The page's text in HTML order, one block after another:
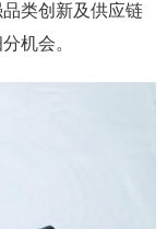
类创新及供应链
机会。